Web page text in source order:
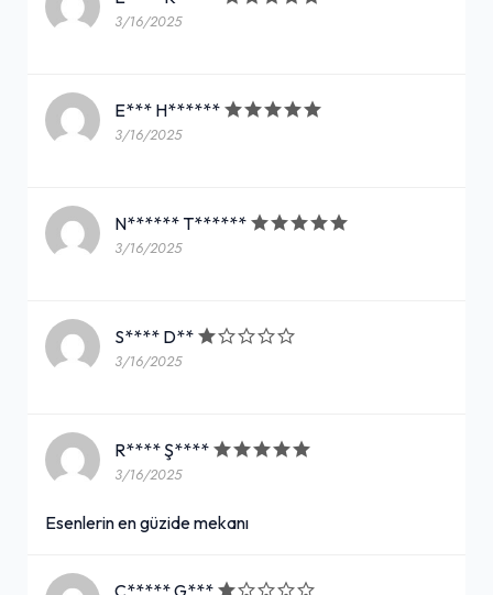
3/16/2025
E*** H******
3/16/2025
N****** T******
3/16/2025
S**** D**
3/16/2025
R**** Ş****
3/16/2025
Esenlerin en güzide mekanı